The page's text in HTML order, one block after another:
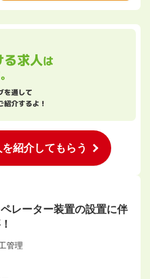
る求人は
を通して
紹介するよ！
紹介してもらう
レーター装置の設置に伴
管理